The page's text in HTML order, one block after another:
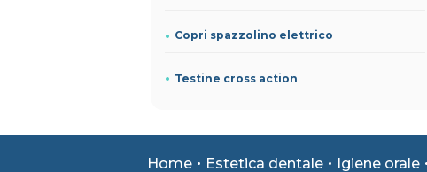
Copri spazzolino elettrico
Testine cross action
Home Estetica dentale Igiene orale